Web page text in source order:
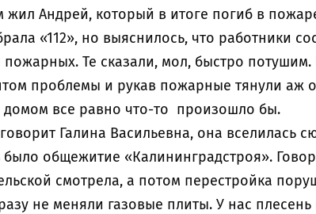
жил Андрей, который в итоге погиб в
«112», но выяснилось, что работники
Те сказали, мол, быстро потушим.
проблемы и рукав пожарные тянули аж
домом все равно что-то произошло бы.
Галина Васильевна, она вселилась
было общежитие «Калининградстроя».
смотрела, а потом перестройка
не меняли газовые плиты. У нас плесень